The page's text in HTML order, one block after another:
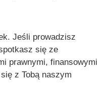
Jeśli prowadzisz
się ze
prawnymi, finansowymi
z Tobą naszym